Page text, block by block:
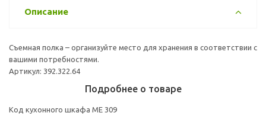
Описание
Съемная полка – организуйте место для хранения в соответствии с
вашими потребностями.
Артикул: 392.322.64
Подробнее о товаре
Код кухонного шкафа ME 309